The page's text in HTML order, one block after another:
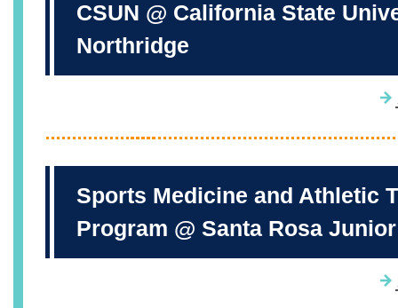
CSUN @ California State
Northridge
Sports Medicine and Athletic
Program @ Santa Rosa